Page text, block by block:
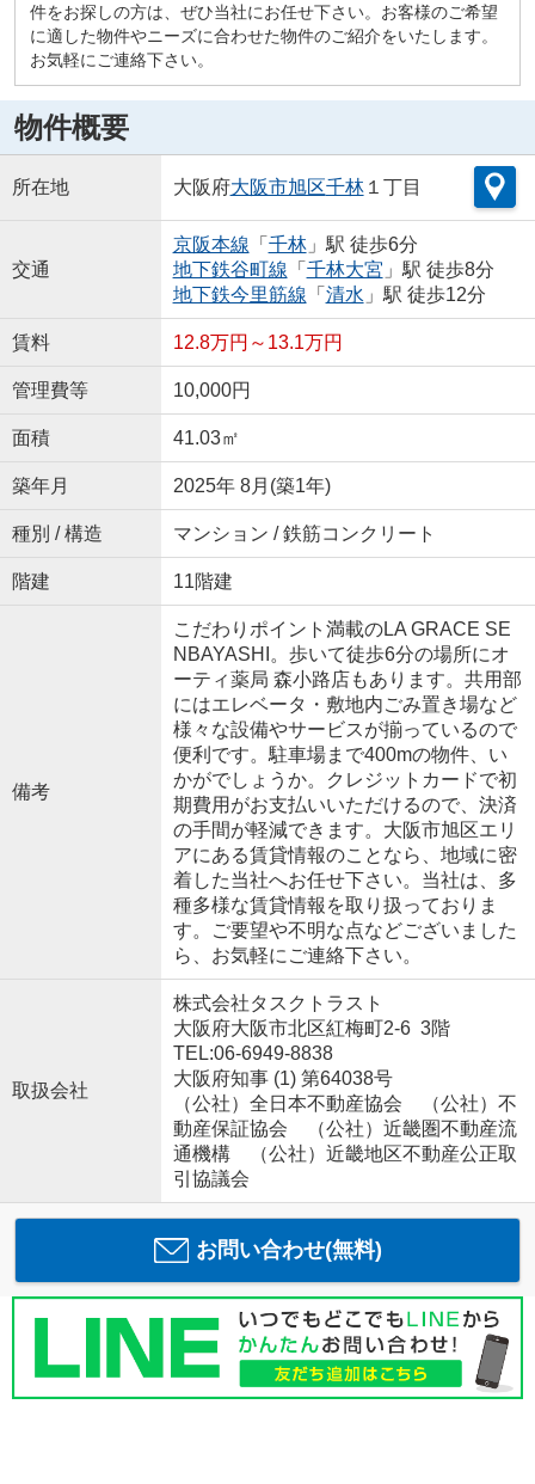
件をお探しの方は、ぜひ当社にお任せ下さい。お客様のご希望
に適した物件やニーズに合わせた物件のご紹介をいたします。
お気軽にご連絡下さい。
物件概要
所在地 大阪府大阪市旭区千林１丁目
交通
京阪本線 「 千林」駅 徒歩6分
地下鉄谷町線 「 千林大宮 」駅 徒歩8分
地下鉄今里筋線 「 清水 」駅 徒歩12分
賃料 12.8万円～13.1万円
管理費等 10,000円
面積 41.03㎡
築年月 2025年 8月(築1年)
種別 / 構造 マンション / 鉄筋コンクリート
階建 11階建
備考
こだわりポイント満載のLA GRACE SE
NBAYASHI。歩いて徒歩6分の場所にオ
ーティ薬局 森小路店もあります。共用部
にはエレベータ・敷地内ごみ置き場など
様々な設備やサービスが揃っているので
便利です。駐車場まで400mの物件、い
かがでしょうか。クレジットカードで初
期費用がお支払いいただけるので、決済
の手間が軽減できます。大阪市旭区エリ
アにある賃貸情報のことなら、地域に密
着した当社へお任せ下さい。当社は、多
種多様な賃貸情報を取り扱っておりま
す。ご要望や不明な点などございました
ら、お気軽にご連絡下さい。
取扱会社
株式会社タスクトラスト
大阪府大阪市北区紅梅町2-6 3階
TEL:06-6949-8838
大阪府知事 (1) 第64038号
（公社）全日本不動産協会 （公社）不
動産保証協会 （公社）近畿圏不動産流
通機構 （公社）近畿地区不動産公正取
引協議会
お問い合わせ(無料)